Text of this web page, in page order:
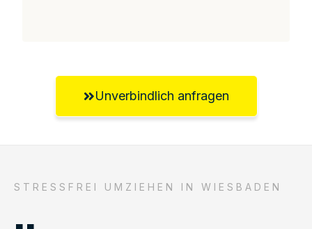
Unverbindlich anfragen
STRESSFREI UMZIEHEN IN WIESBADEN